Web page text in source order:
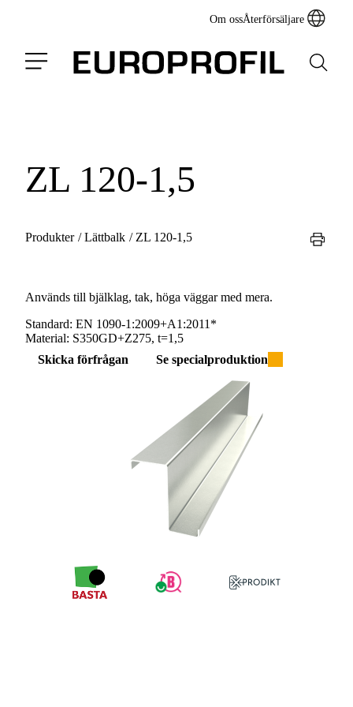
Om ossÅterförsäljare
ZL 120-1,5
Produkter /Lättbalk / ZL 120-1,5
Används till bjälklag, tak, höga väggar med mera.
Standard: EN 1090-1:2009+A1:2011*
Material: S350GD+Z275, t=1,5
Skicka förfrågan
Se specialproduktion